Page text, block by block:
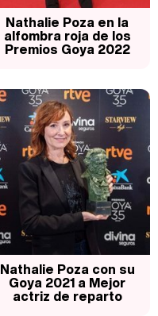
Nathalie Poza en la
alfombra roja de los
Premios Goya 2022
Nathalie Poza con su
Goya 2021 a Mejor
actriz de reparto